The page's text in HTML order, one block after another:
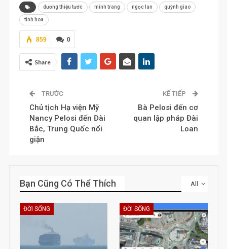
dương thiệu tước minh trang ngọc lan quỳnh giao
tinh hoa
0
859
Share
TRƯỚC
Chủ tịch Hạ viện Mỹ
Nancy Pelosi đến Đài
Bắc, Trung Quốc nổi
giận
KẾ TIẾP
Bà Pelosi đến cơ
quan lập pháp Đài
Loan
All
Bạn Cũng Có Thể Thích
ĐỜI SỐNG ĐỜI SỐNG